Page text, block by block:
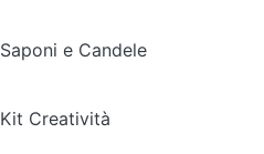
Saponi e Candele
Kit Creatività